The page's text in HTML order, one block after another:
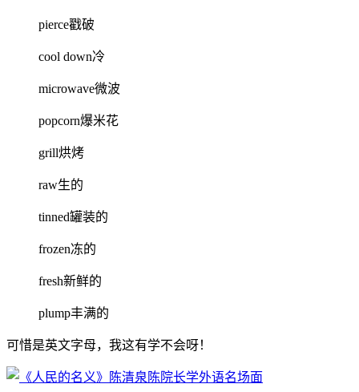
pierce戳破
cool down冷
microwave微波
popcorn爆米花
grill烘烤
raw生的
tinned罐装的
frozen冻的
fresh新鲜的
plump丰满的
可惜是英文字母，我这有学不会呀！